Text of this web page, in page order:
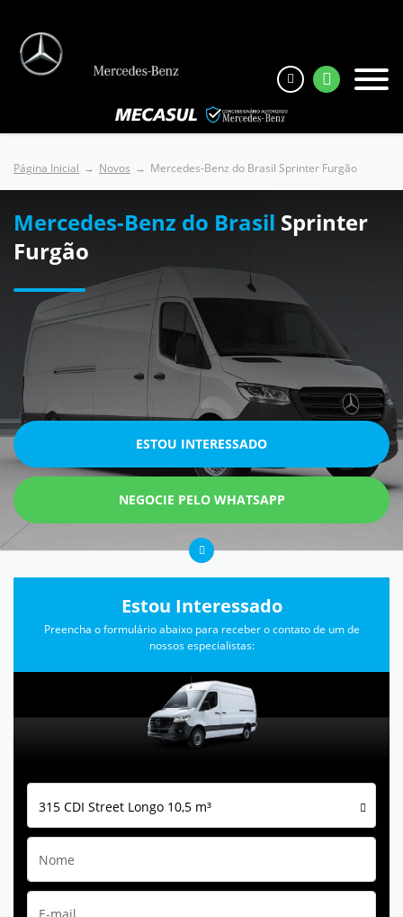
Página Inicial Novos Mercedes-Benz do Brasil Sprinter Furgão
Mercedes-Benz do Brasil Sprinter
Furgão
ESTOU INTERESSADO
NEGOCIE PELO WHATSAPP
Estou Interessado
Preencha o formulário abaixo para receber o contato de um de
nossos especialistas:
315 CDI Street Longo 10,5 m³